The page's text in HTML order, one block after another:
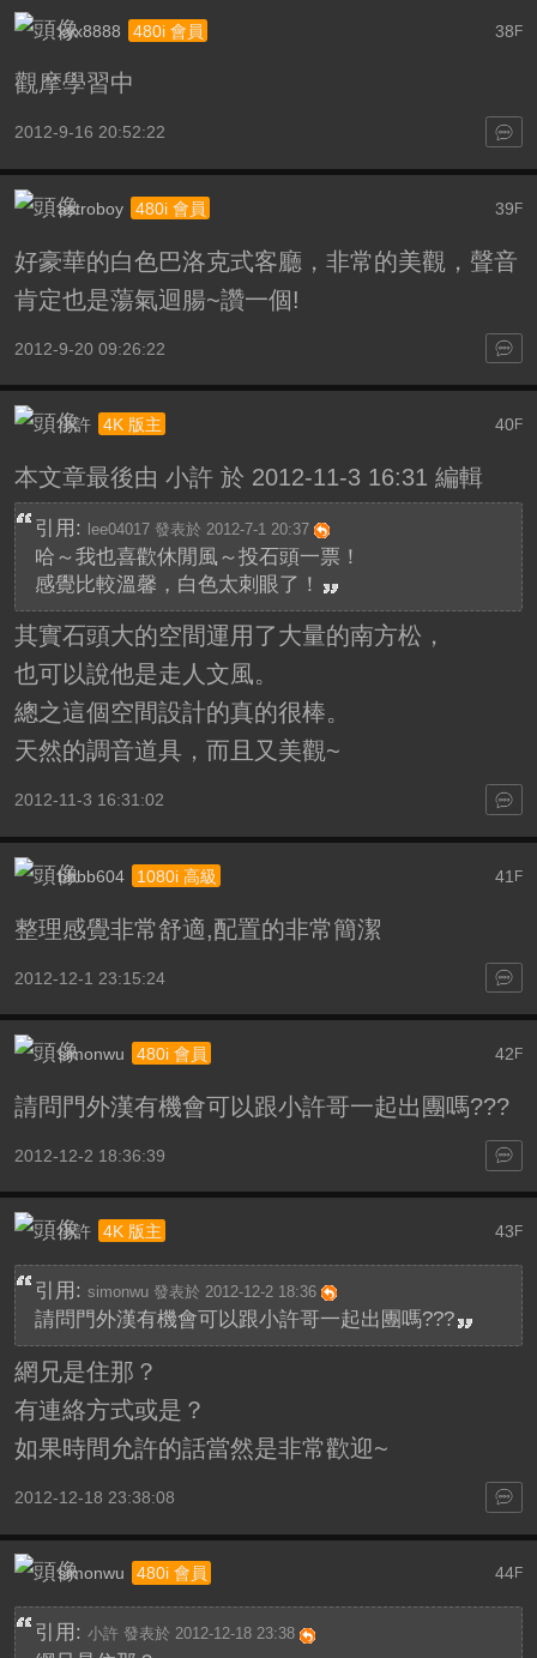
38F
xyx8888 480i 會員
觀摩學習中
2012-9-16 20:52:22
39 F
astroboy 480i 會員
好豪華的白色巴洛克式客廳，非常的美觀，聲音
肯定也是蕩氣迴腸~讚一個!
2012-9-20 09:26:22
40F
小許 4K 版主
本文章最後由 小許 於 2012-11-3 16:31 編輯
引用: lee04017 發表於 2012-7-1 20:37
哈～我也喜歡休閒風～投石頭一票！
感覺比較溫馨，白色太刺眼了！
其實石頭大的空間運用了大量的南方松，
也可以說他是走人文風。
總之這個空間設計的真的很棒。
天然的調音道具，而且又美觀~
2012-11-3 16:31:02
41 F
bbbb604 1080i 高級
整理感覺非常舒適,配置的非常簡潔
2012-12-1 23:15:24
42 F
simonwu 480i 會員
請問門外漢有機會可以跟小許哥一起出團嗎???
2012-12-2 18:36:39
43 F
小許 4K 版主
引用: simonwu 發表於 2012-12-2 18:36
請問門外漢有機會可以跟小許哥一起出團嗎???
網兄是住那？
有連絡方式或是？
如果時間允許的話當然是非常歡迎~
2012-12-18 23:38:08
44F
simonwu 480i 會員
引用: 小許 發表於 2012-12-18 23:38